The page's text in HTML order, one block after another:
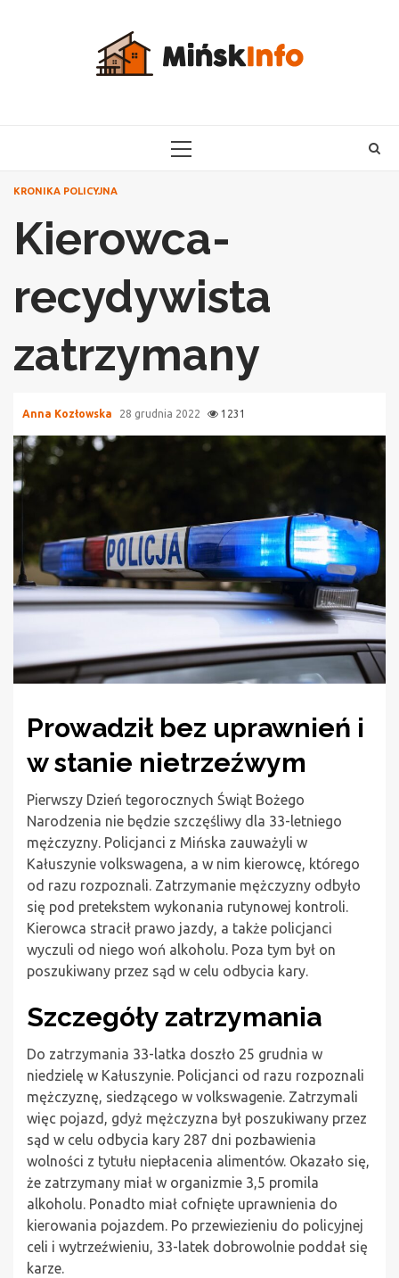
PRIMARY
KRONIKA POLICYJNA
Kierowca-
recydywista
zatrzymany
Anna Kozłowska 28 grudnia 2022 1231
Prowadził bez uprawnień i
w stanie nietrzeźwym
Pierwszy Dzień tegorocznych Świąt Bożego
Narodzenia nie będzie szczęśliwy dla 33-letniego
mężczyzny. Policjanci z Mińska zauważyli w
Kałuszynie volkswagena, a w nim kierowcę, którego
od razu rozpoznali. Zatrzymanie mężczyzny odbyło
się pod pretekstem wykonania rutynowej kontroli.
Kierowca stracił prawo jazdy, a także policjanci
wyczuli od niego woń alkoholu. Poza tym był on
poszukiwany przez sąd w celu odbycia kary.
Szczegóły zatrzymania
Do zatrzymania 33-latka doszło 25 grudnia w
niedzielę w Kałuszynie. Policjanci od razu rozpoznali
mężczyznę, siedzącego w volkswagenie. Zatrzymali
więc pojazd, gdyż mężczyzna był poszukiwany przez
sąd w celu odbycia kary 287 dni pozbawienia
wolności z tytułu niepłacenia alimentów. Okazało się,
że zatrzymany miał w organizmie 3,5 promila
alkoholu. Ponadto miał cofnięte uprawnienia do
kierowania pojazdem. Po przewiezieniu do policyjnej
celi i wytrzeźwieniu, 33-latek dobrowolnie poddał się
karze.